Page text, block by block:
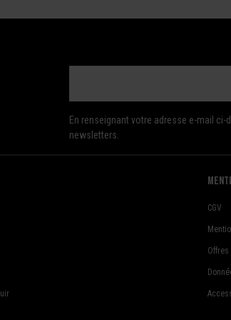
En renseignant votre adresse e-mail
newsletters.
CGV